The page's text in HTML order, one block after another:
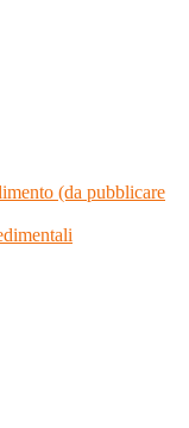
(da pubblicare